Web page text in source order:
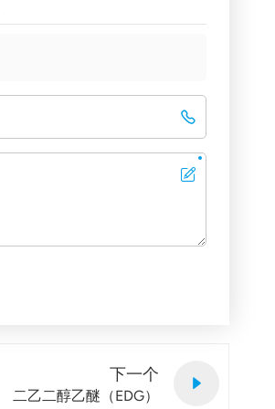
下一个
二乙二醇乙醚（EDG）